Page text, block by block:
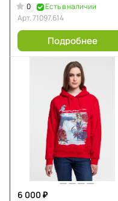
0
Есть в наличии
Арт.71097.614
Подробнее
6 000 ₽